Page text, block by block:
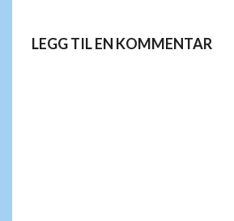
LEGG TIL EN KOMMENTAR